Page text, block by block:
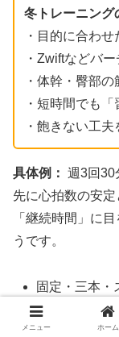
冬トレーニング
・目的に合わ
・Zwiftなどバ
・体幹・臀部
・短時間でも
・飽きない工
具体例： 週3回30
先に心拍数の安
「継続時間」に
うです。
固定・三本・
Zwiftなどの活
メニュー ホーム